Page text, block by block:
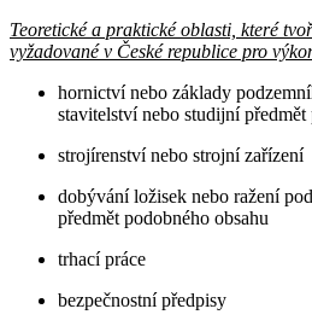
Teoretické a praktické oblasti, které
vyžadované v České republice pro
hornictví nebo základy
stavitelství nebo studijní předmět
strojírenství nebo strojní zařízení
dobývání ložisek nebo ražení
předmět podobného obsahu
trhací práce
bezpečnostní předpisy